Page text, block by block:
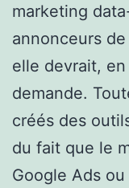
marketing
annonceurs
elle devrait,
demande.
créés des
du fait que le
Google Ads